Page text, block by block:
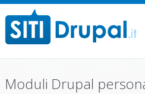
M
a
m
Moduli Drupal